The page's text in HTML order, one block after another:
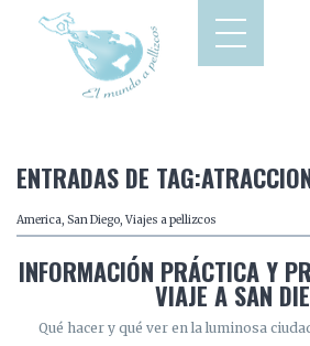
ENTRADAS DE
America, San Diego, Viajes a pellizcos
INFORMACIÓN PRÁCTICA Y
VIAJE A SAN
Qué hacer y qué ver en la luminosa